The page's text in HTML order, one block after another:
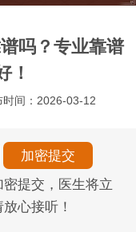
吗？专业靠谱
！
时间：2026-03-12
提交，医生将立
放心接听！